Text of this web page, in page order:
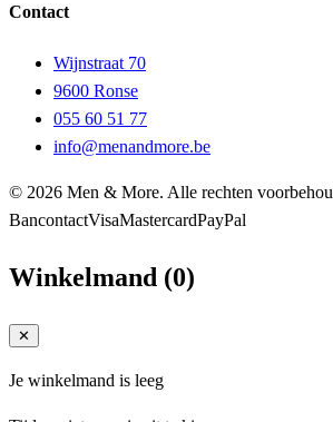
Contact
Wijnstraat 70
9600 Ronse
055 60 51 77
info@menandmore.be
© 2026 Men & More. Alle rechten
BancontactVisaMastercardPayPal
Winkelmand (0)
✕
Je winkelmand is leeg